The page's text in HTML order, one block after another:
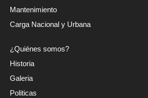
Mantenimiento
Carga Nacional y Urbana
¿Quiénes somos?
Historia
Galeria
Politicas